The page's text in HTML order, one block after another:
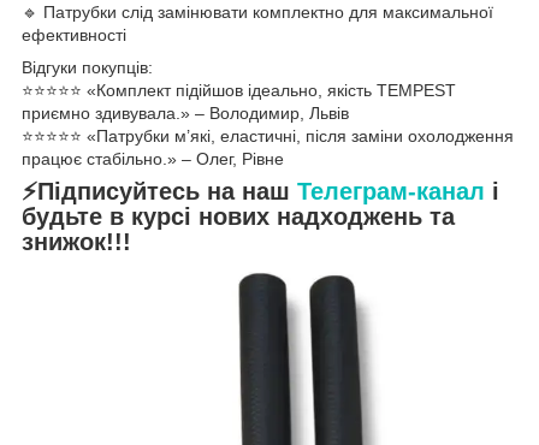
🔹 Патрубки слід замінювати комплектно для максимальної
ефективності
Відгуки покупців:
⭐️⭐️⭐️⭐️⭐️ «Комплект підійшов ідеально, якість TEMPEST
приємно здивувала.» – Володимир, Львів
⭐️⭐️⭐️⭐️⭐️ «Патрубки м’які, еластичні, після заміни охолодження
працює стабільно.» – Олег, Рівне
⚡Підписуйтесь на наш Телеграм-канал і
будьте в курсі нових надходжень та
знижок!!!